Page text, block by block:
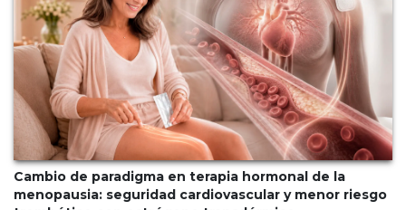
Cambio de paradigma en terapia hormonal de la
menopausia: seguridad cardiovascular y menor riesgo